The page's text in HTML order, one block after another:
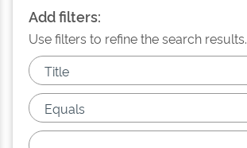
Add filters:
Use filters to refine the search results.